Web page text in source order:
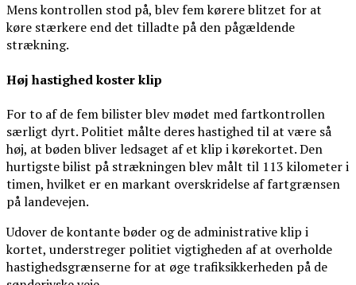
Mens kontrollen stod på, blev fem kørere blitzet for at
køre stærkere end det tilladte på den pågældende
strækning.
Høj hastighed koster klip
For to af de fem bilister blev mødet med fartkontrollen
særligt dyrt. Politiet målte deres hastighed til at være så
høj, at bøden bliver ledsaget af et klip i kørekortet. Den
hurtigste bilist på strækningen blev målt til 113 kilometer i
timen, hvilket er en markant overskridelse af fartgrænsen
på landevejen.
Udover de kontante bøder og de administrative klip i
kortet, understreger politiet vigtigheden af at overholde
hastighedsgrænserne for at øge trafiksikkerheden på de